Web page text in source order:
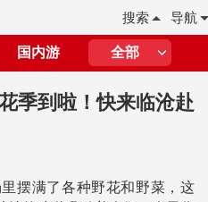
导航
搜索
国内游 全部
季到啦！快来临沧赴
摆满了各种野花和野菜，这